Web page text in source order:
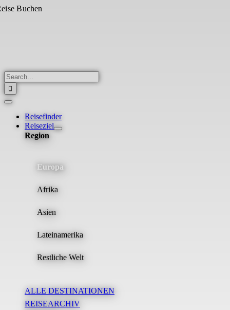
Skip
Search
for:
Toggle
NavigationReisefinder
Reiseziel
Region
Europa
Afrika
Asien
Lateinamerika
Restliche Welt
ALLE DESTINATIONEN
REISEARCHIV
Buchen